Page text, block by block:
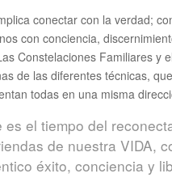
conectar con la verdad;
con conciencia,
Constelaciones Familiares y
de las diferentes técnicas,
todas en una misma
es el tiempo del
de nuestra VIDA,
éxito, conciencia y